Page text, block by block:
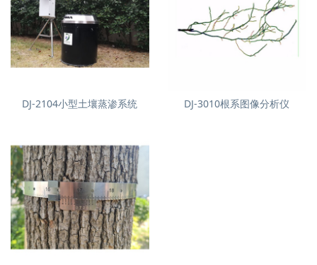
DJ-2104小型土壤蒸渗系统 DJ-3010根系图像分析仪